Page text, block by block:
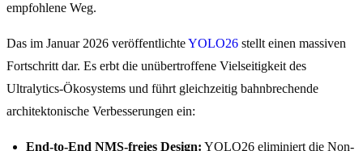
empfohlene Weg.
Das im Januar 2026 veröffentlichteYOLO26 stellt einen massiven
Fortschritt dar. Es erbt die unübertroffene Vielseitigkeit des
Ultralytics-Ökosystems und führt gleichzeitig bahnbrechende
architektonische Verbesserungen ein:
End-to-End NMS-freies Design: YOLO26 eliminiert die Non-